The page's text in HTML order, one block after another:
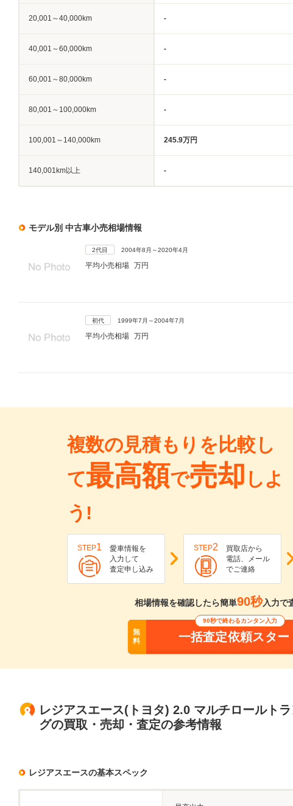
20,001～40,000km -
40,001～60,000km -
60,001～80,000km -
80,001～100,000km -
100,001～140,000km 245.9万円
140,001km以上 -
モデル別 中古車小売相場情報
2代目 2004年8月～2020年4月
平均小売相場 万円
初代 1999年7月～2004年7月
平均小売相場 万円
複数の見積もりを比較し
て最高額で売却 しよ
う!
STEP1
愛車情報を
入力して
査定申し込み
STEP2
買取店から
電話、メール
でご連絡
相場情報を確認したら簡単90秒入力で
無
料
90秒で終わるカンタン入力
一括査定依頼スター
レジアスエース(トヨタ) 2.0 マルチロールト
グの買取・売却・査定の参考情報
レジアスエースの基本スペック